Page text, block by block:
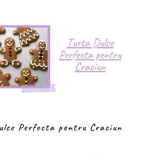
Perfecta pentru Craciun